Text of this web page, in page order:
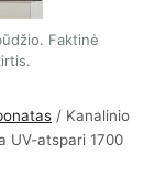
Faktinė
/ Kanalinio
UV-atspari 1700